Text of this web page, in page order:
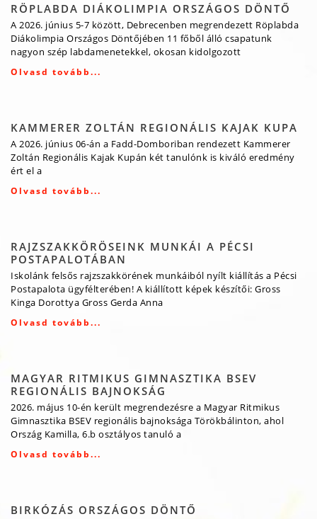
RÖPLABDA DIÁKOLIMPIA ORSZÁGOS DÖNTŐ
A 2026. június 5-7 között, Debrecenben megrendezett Röplabda
Diákolimpia Országos Döntőjében 11 főből álló csapatunk
nagyon szép labdamenetekkel, okosan kidolgozott
Olvasd tovább...
KAMMERER ZOLTÁN REGIONÁLIS KAJAK KUPA
A 2026. június 06-án a Fadd-Domboriban rendezett Kammerer
Zoltán Regionális Kajak Kupán két tanulónk is kiváló eredmény
ért el a
Olvasd tovább...
RAJZSZAKKÖRÖSEINK MUNKÁI A PÉCSI
POSTAPALOTÁBAN
Iskolánk felsős rajzszakkörének munkáiból nyílt kiállítás a Pécsi
Postapalota ügyfélterében! A kiállított képek készítői: Gross
Kinga Dorottya Gross Gerda Anna
Olvasd tovább...
MAGYAR RITMIKUS GIMNASZTIKA BSEV
REGIONÁLIS BAJNOKSÁG
2026. május 10-én került megrendezésre a Magyar Ritmikus
Gimnasztika BSEV regionális bajnoksága Törökbálinton, ahol
Ország Kamilla, 6.b osztályos tanuló a
Olvasd tovább...
BIRKÓZÁS ORSZÁGOS DÖNTŐ